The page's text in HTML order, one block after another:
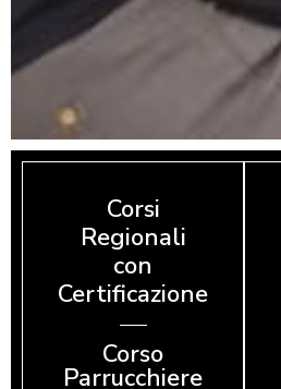
Corsi
Regionali
con
Certificazione
Corso
Parrucchiere